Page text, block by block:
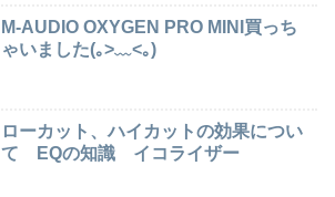
M-AUDIO OXYGEN PRO MINI買っち
ゃいました(｡>﹏<｡)
ローカット、ハイカットの効果につい
て EQの知識 イコライザー